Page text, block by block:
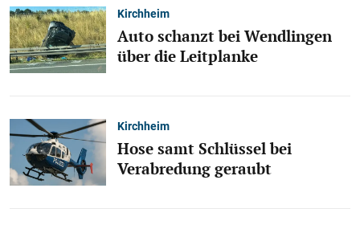
Kirchheim
Auto schanzt bei Wendlingen
über die Leitplanke
Kirchheim
Hose samt Schlüssel bei
Verabredung geraubt